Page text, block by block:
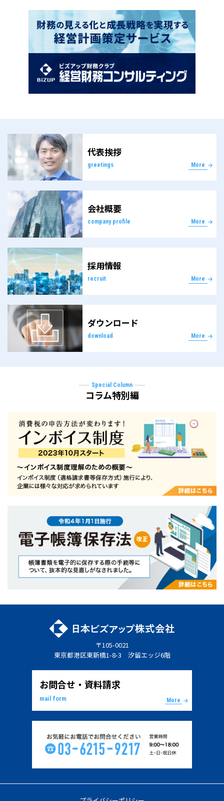
代表挨拶
greetings More
会社概要
company profile More
採用情報
recruit More
ダウンロード
download More
Special Column
コラム特別編
〒105-0021
東京都港区東新橋1-8-3 汐留エッジ6階
お問合せ・資料請求
mail form More